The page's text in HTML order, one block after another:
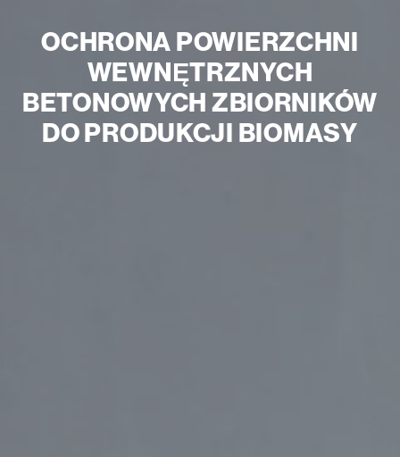
OCHRONA POWIERZCHNI
WEWNĘTRZNYCH
BETONOWYCH ZBIORNIKÓW
DO PRODUKCJI BIOMASY